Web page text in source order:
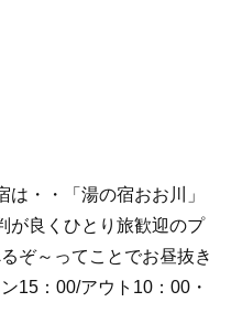
・・「湯の宿おお川」
が良くひとり旅歓迎のプ
ぞ～ってことでお昼抜き
15：00/アウト10：00・